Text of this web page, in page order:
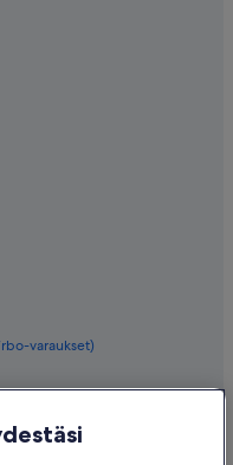
varaukset)